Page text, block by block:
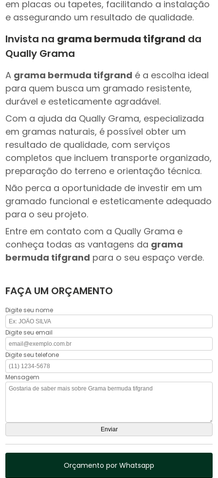
em placas ou tapetes, facilitando a instalação
e assegurando um resultado de qualidade.
Invista na grama bermuda tifgrand da
Qually Grama
A grama bermuda tifgrand é a escolha ideal
para quem busca um gramado resistente,
durável e esteticamente agradável.
Com a ajuda da Qually Grama, especializada
em gramas naturais, é possível obter um
resultado de qualidade, com serviços
completos que incluem transporte organizado,
preparação do terreno e orientação técnica.
Não perca a oportunidade de investir em um
gramado funcional e esteticamente adequado
para o seu projeto.
Entre em contato com a Qually Grama e
conheça todas as vantagens da grama
bermuda tifgrand para o seu espaço verde.
FAÇA UM ORÇAMENTO
Digite seu nome
Digite seu email
Digite seu telefone
Mensagem
Orçamento por Whatsapp